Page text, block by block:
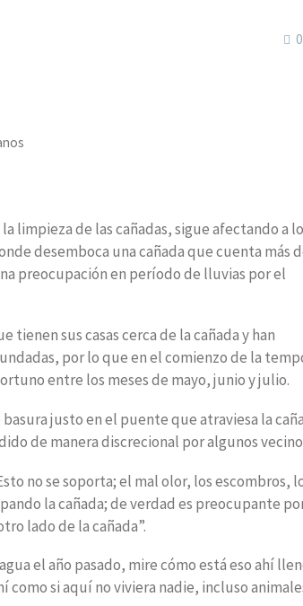
0
limpieza de las cañadas, sigue afectando a
desemboca una cañada que cuenta más
preocupación en período de lluvias por el
sus casas cerca de la cañada y han
por lo que en el comienzo de la
entre los meses de mayo, junio y julio.
justo en el puente que atraviesa la
de manera discrecional por algunos
no se soporta; el mal olor, los escombros,
la cañada; de verdad es preocupante
lado de la cañada”.
el año pasado, mire cómo está eso ahí
si aquí no viviera nadie, incluso